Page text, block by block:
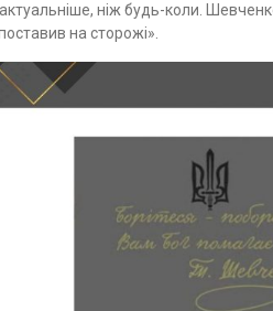
ніж будь-коли.
на сторожі».